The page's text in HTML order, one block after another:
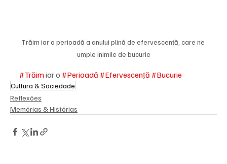
Trăim iar o perioadă a anului plină de efervescenţă, care ne
umple inimile de bucurie
#Trăim iar o #Perioadă #Efervescenţă #Bucurie
Cultura & Sociedade
Reflexões
Memórias & Histórias